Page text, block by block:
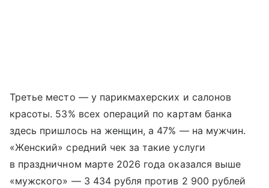
Третье место — у парикмахерских и салонов
красоты. 53% всех операций по картам банка
здесь пришлось на женщин, а 47% — на мужчин.
«Женский» средний чек за такие услуги
в праздничном марте 2026 года оказался выше
«мужского» — 3 434 рубля против 2 900 рублей